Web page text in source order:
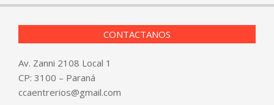
CONTACTANOS
Av. Zanni 2108 Local 1
CP: 3100 – Paraná
ccaentrerios@gmail.com